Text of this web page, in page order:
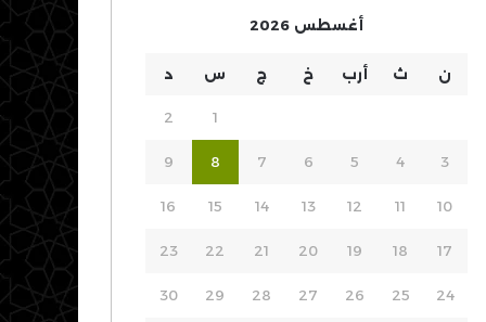
أغسطس 2026
ن ث أرب خ ج س د
1
2
3
4
5
6
7
8
9
10
11
12
13
14
15
16
17
18
19
20
21
22
23
24
25
26
27
28
29
30